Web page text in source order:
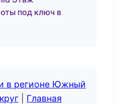
под ключ в
в регионе Южный
Главная